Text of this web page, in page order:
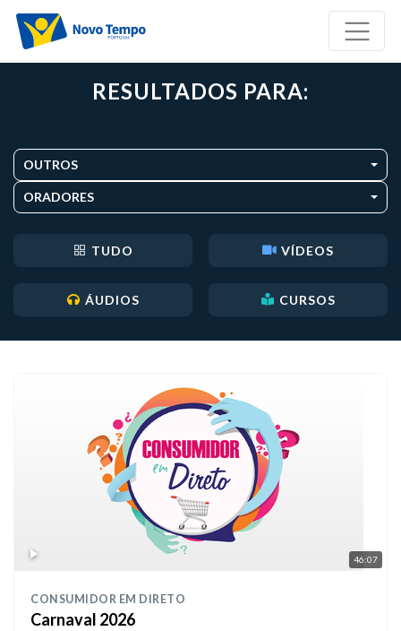
RESULTADOS PARA:
OUTROS
ORADORES
TUDO VÍDEOS
ÁUDIOS CURSOS
46:07
CONSUMIDOR EM DIRETO
Carnaval 2026